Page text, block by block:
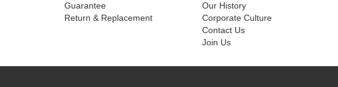
Guarantee
Return & Replacement
Our History
Corporate Culture
Contact Us
Join Us